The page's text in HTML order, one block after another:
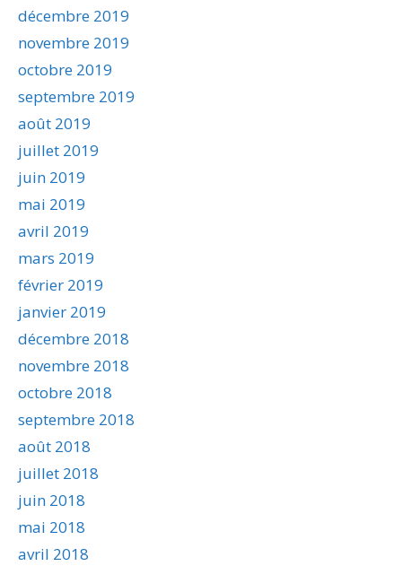
décembre 2019
novembre 2019
octobre 2019
septembre 2019
août 2019
juillet 2019
juin 2019
mai 2019
avril 2019
mars 2019
février 2019
janvier 2019
décembre 2018
novembre 2018
octobre 2018
septembre 2018
août 2018
juillet 2018
juin 2018
mai 2018
avril 2018